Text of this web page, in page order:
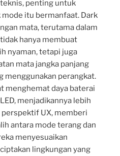
penting untuk
itu bermanfaat. Dark
mata, terutama dalam
hanya membuat
nyaman, tetapi juga
mata jangka panjang
menggunakan perangkat.
menghemat daya baterai
menjadikannya lebih
UX, memberi
antara mode terang dan
menyesuaikan
lingkungan yang